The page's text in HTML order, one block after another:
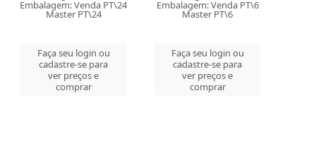
Embalagem: Venda PT\24
Master PT\24
Faça seu login ou
cadastre-se para
ver preços e
comprar
Embalagem: Venda PT\6
Master PT\6
Faça seu login ou
cadastre-se para
ver preços e
comprar